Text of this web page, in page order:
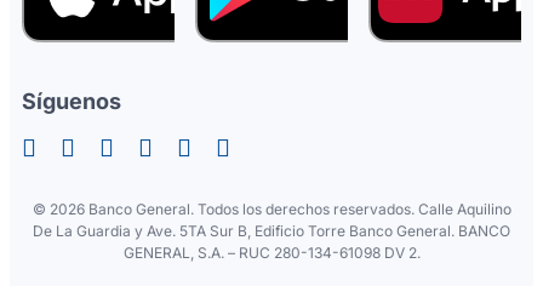
Síguenos
© 2026 Banco General. Todos los derechos reservados. Calle Aquilino
De La Guardia y Ave. 5TA Sur B, Edificio Torre Banco General. BANCO
GENERAL, S.A. – RUC 280-134-61098 DV 2.